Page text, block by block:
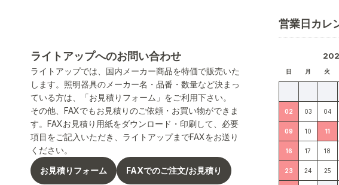
ライトアップへのお問い合わせ
ライトアップでは、国内メーカー商品を特価で販売いた
します。照明器具のメーカー名・品番・数量など決まっ
ている方は、「お見積りフォーム」をご利用下さい。
その他、FAXでもお見積りのご依頼・お買い物ができま
す。FAXお見積り用紙をダウンロード・印刷して、必要
項目をご記入いただき、ライトアップまでFAXをお送り
ください。
お見積りフォーム
FAXでのご注文/お見積り
営業日カレ
日 月 火
02 03 04
09 10 11
16 17 18
23 24 25